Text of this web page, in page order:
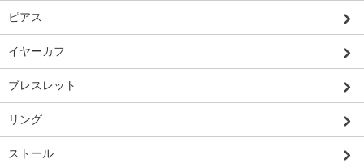
ピアス
イヤーカフ
ブレスレット
リング
ストール